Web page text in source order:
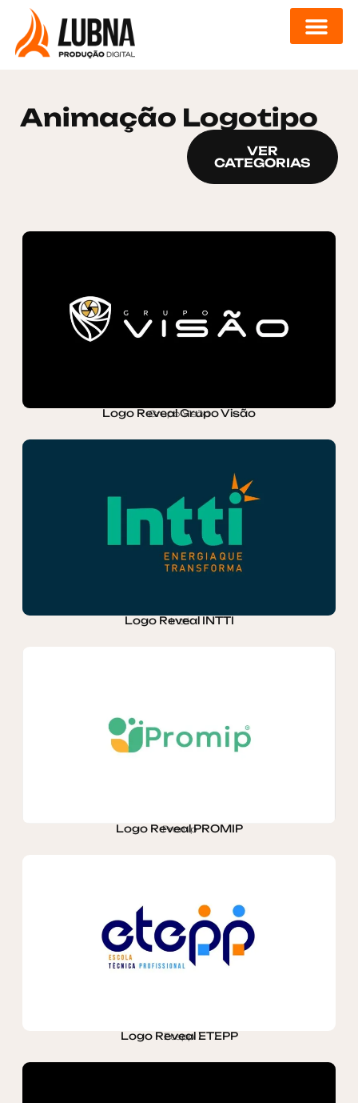
Animação Logotipo
VER
CATEGORIAS
Logo Reveal Grupo Visão
Grupo Visão
Logo Reveal INTTI
Intti
Logo Reveal PROMIP
Promip
Logo Reveal ETEPP
Etepp